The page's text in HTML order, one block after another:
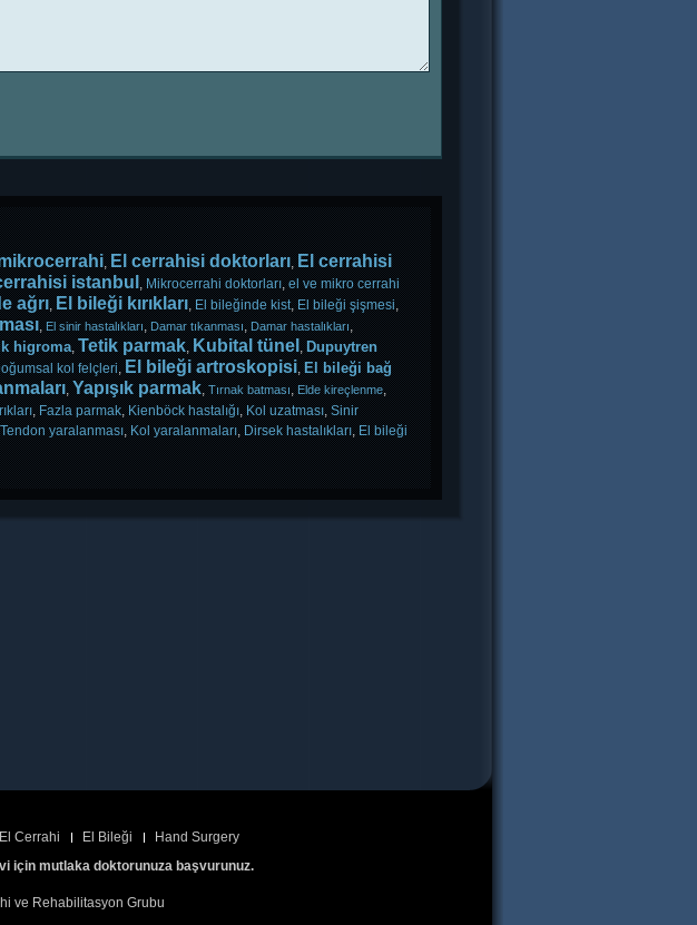
,El cerrahisi doktorları,El cerrahisi
istanbul ,Mikrocerrahi doktorları,el ve mikro cerrahi
ağrı,El bileği kırıkları,El bileğinde kist,El bileği şişmesi,
,El sinir hastalıkları,Damar tıkanması,Damar hastalıkları,
higroma,Tetik parmak,Kubital tünel ,Dupuytren
kol felçleri,El bileği artroskopisi,El bileği bağ
,Yapışık parmak,Tırnak batması,Elde kireçlenme,
,Fazla parmak,Kienböck hastalığı,Kol uzatması,Sinir
Tendon yaralanması,Kol yaralanmaları,Dirsek hastalıkları,El bileği
El Cerrahi El Bileği
Hand Surgery
için mutlaka doktorunuza başvurunuz.
ve Rehabilitasyon Grubu